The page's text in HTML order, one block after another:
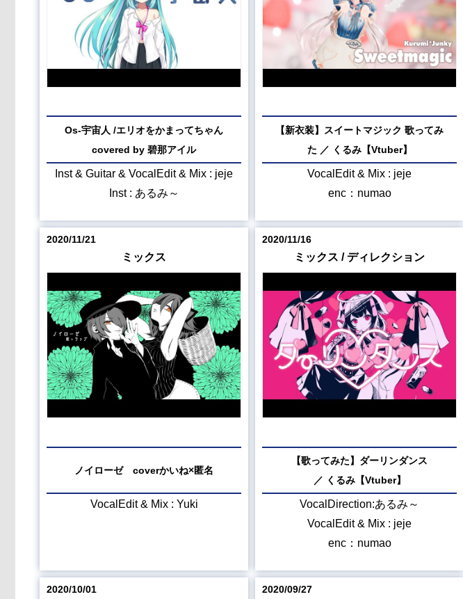
Os-宇宙人 /エリオをかまってちゃん
covered by 碧那アイル
Inst & Guitar & VocalEdit & Mix : jeje
Inst : あるみ～
【新衣装】スイートマジック 歌ってみ
た ／ くるみ【Vtuber】
VocalEdit & Mix : jeje
enc：numao
2020/11/21
ミックス
ノイローゼ coverかいね×匿名
VocalEdit & Mix : Yuki
2020/11/16
ミックス / ディレクション
【歌ってみた】ダーリンダンス
／ くるみ【Vtuber】
VocalDirection:あるみ～
VocalEdit & Mix : jeje
enc：numao
2020/10/01 2020/09/27